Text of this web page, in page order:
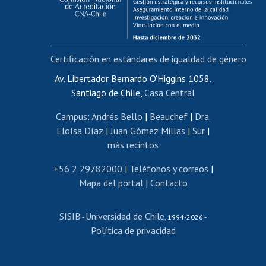
Funcionarias/os
Cursos internos de capacitación
Bienestar del personal
Portal de movilidad interna
Certificado de renta
Certificado de renta honorarios
Editar páginas blancas
Extranjeras/os
Revalidación y reconocimiento de títulos
Postulación al Programa de Movilidad Estudiantil
Cursos de español
Av. Libertador Bernardo O'Higgins 1058,
Santiago de Chile, Casa Central
Campus: Andrés Bello | Beauchef| Dra.
Eloísa Díaz | Juan Gómez Millas | Sur |
más recintos
+56 2 29782000 | Teléfonos y correos |
Mapa del portal| Contacto
SISIB - Universidad de Chile , 1994-2026 -
Política de privacidad
Certificación en estándares de igualdad de género